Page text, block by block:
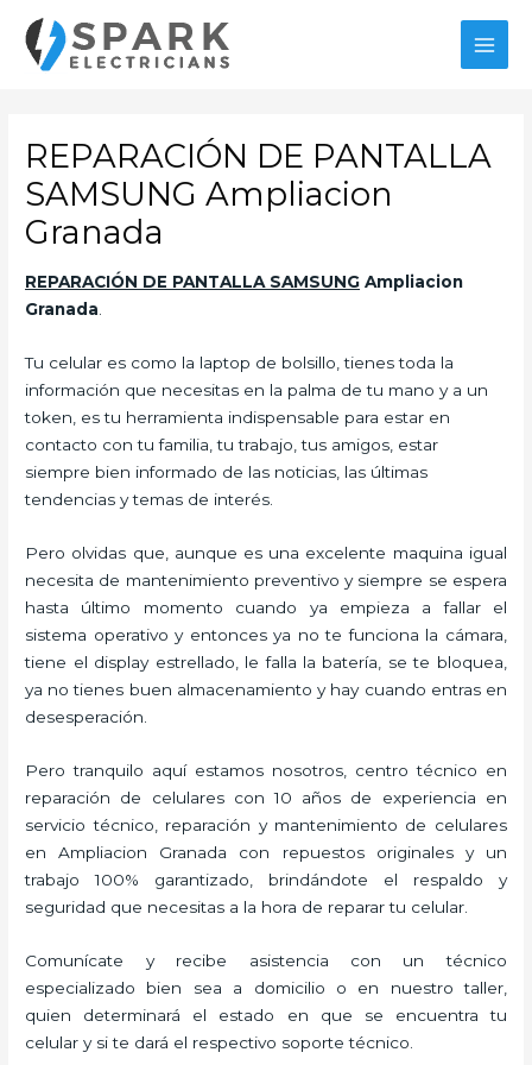
contenido
REPARACIÓN DE PANTALLA
SAMSUNG Ampliacion
Granada
REPARACIÓN DE PANTALLA SAMSUNG Ampliacion
Granada
Tu celular es como la laptop de bolsillo, tienes toda la
información que necesitas en la palma de tu mano y a un
token, es tu herramienta indispensable para estar en
contacto con tu familia, tu trabajo, tus amigos, estar
siempre bien informado de las noticias, las últimas
tendencias y temas de interés.
Pero olvidas que, aunque es una excelente maquina igual
necesita de mantenimiento preventivo y siempre se espera
hasta último momento cuando ya empieza a fallar el
sistema operativo y entonces ya no te funciona la cámara,
tiene el display estrellado, le falla la batería, se te bloquea,
ya no tienes buen almacenamiento y hay cuando entras en
desesperación.
Pero tranquilo aquí estamos nosotros, centro técnico en
reparación de celulares con 10 años de experiencia en
servicio técnico, reparación y mantenimiento de celulares
en Ampliacion Granada con repuestos originales y un
trabajo 100% garantizado, brindándote el respaldo y
seguridad que necesitas a la hora de reparar tu celular.
Comunícate y recibe asistencia con un técnico
especializado bien sea a domicilio o en nuestro taller,
quien determinará el estado en que se encuentra tu
celular y si te dará el respectivo soporte técnico.